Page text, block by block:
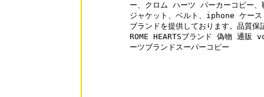
ー、クロム ハーツ パーカーコピー、
ジャケット、ベルト、iphone ケー
ブランドを提供しております。品質
ROME HEARTSブランド 偽物 通
ーツブランドスーパーコピー